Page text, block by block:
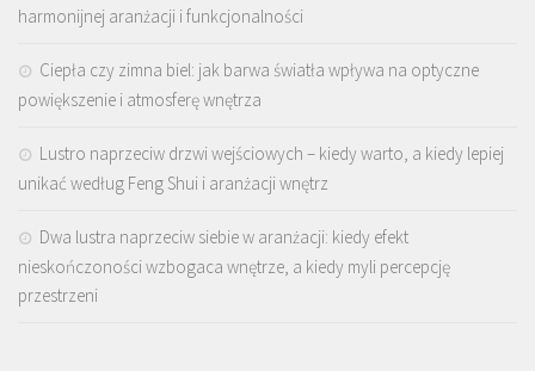
harmonijnej aranżacji i funkcjonalności
Ciepła czy zimna biel: jak barwa światła wpływa na optyczne
powiększenie i atmosferę wnętrza
Lustro naprzeciw drzwi wejściowych – kiedy warto, a kiedy lepiej
unikać według Feng Shui i aranżacji wnętrz
Dwa lustra naprzeciw siebie w aranżacji: kiedy efekt
nieskończoności wzbogaca wnętrze, a kiedy myli percepcję
przestrzeni